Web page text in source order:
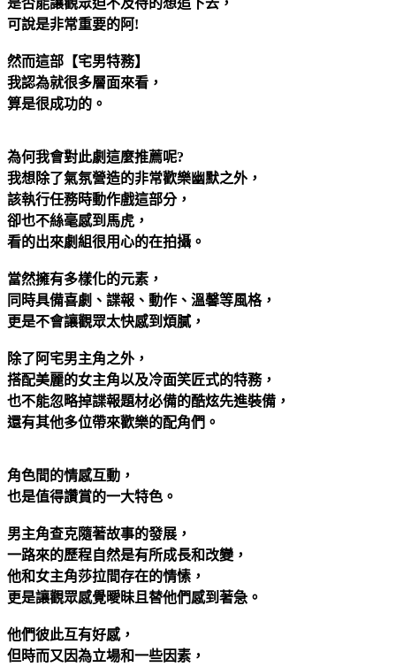
是否能讓觀眾迫不及待的想追下去，
可說是非常重要的阿!
然而這部【宅男特務】
我認為就很多層面來看，
算是很成功的。
為何我會對此劇這麼推薦呢?
我想除了氣氛營造的非常歡樂幽默之外，
該執行任務時動作戲這部分，
卻也不絲毫感到馬虎，
看的出來劇組很用心的在拍攝。
當然擁有多樣化的元素，
同時具備喜劇、諜報、動作、溫馨等風格，
更是不會讓觀眾太快感到煩膩，
除了阿宅男主角之外，
搭配美麗的女主角以及冷面笑匠式的特務，
也不能忽略掉諜報題材必備的酷炫先進裝備，
還有其他多位帶來歡樂的配角們。
角色間的情感互動，
也是值得讚賞的一大特色。
男主角查克隨著故事的發展，
一路來的歷程自然是有所成長和改變，
他和女主角莎拉間存在的情愫，
更是讓觀眾感覺曖昧且替他們感到著急。
他們彼此互有好感，
但時而又因為立場和一些因素，